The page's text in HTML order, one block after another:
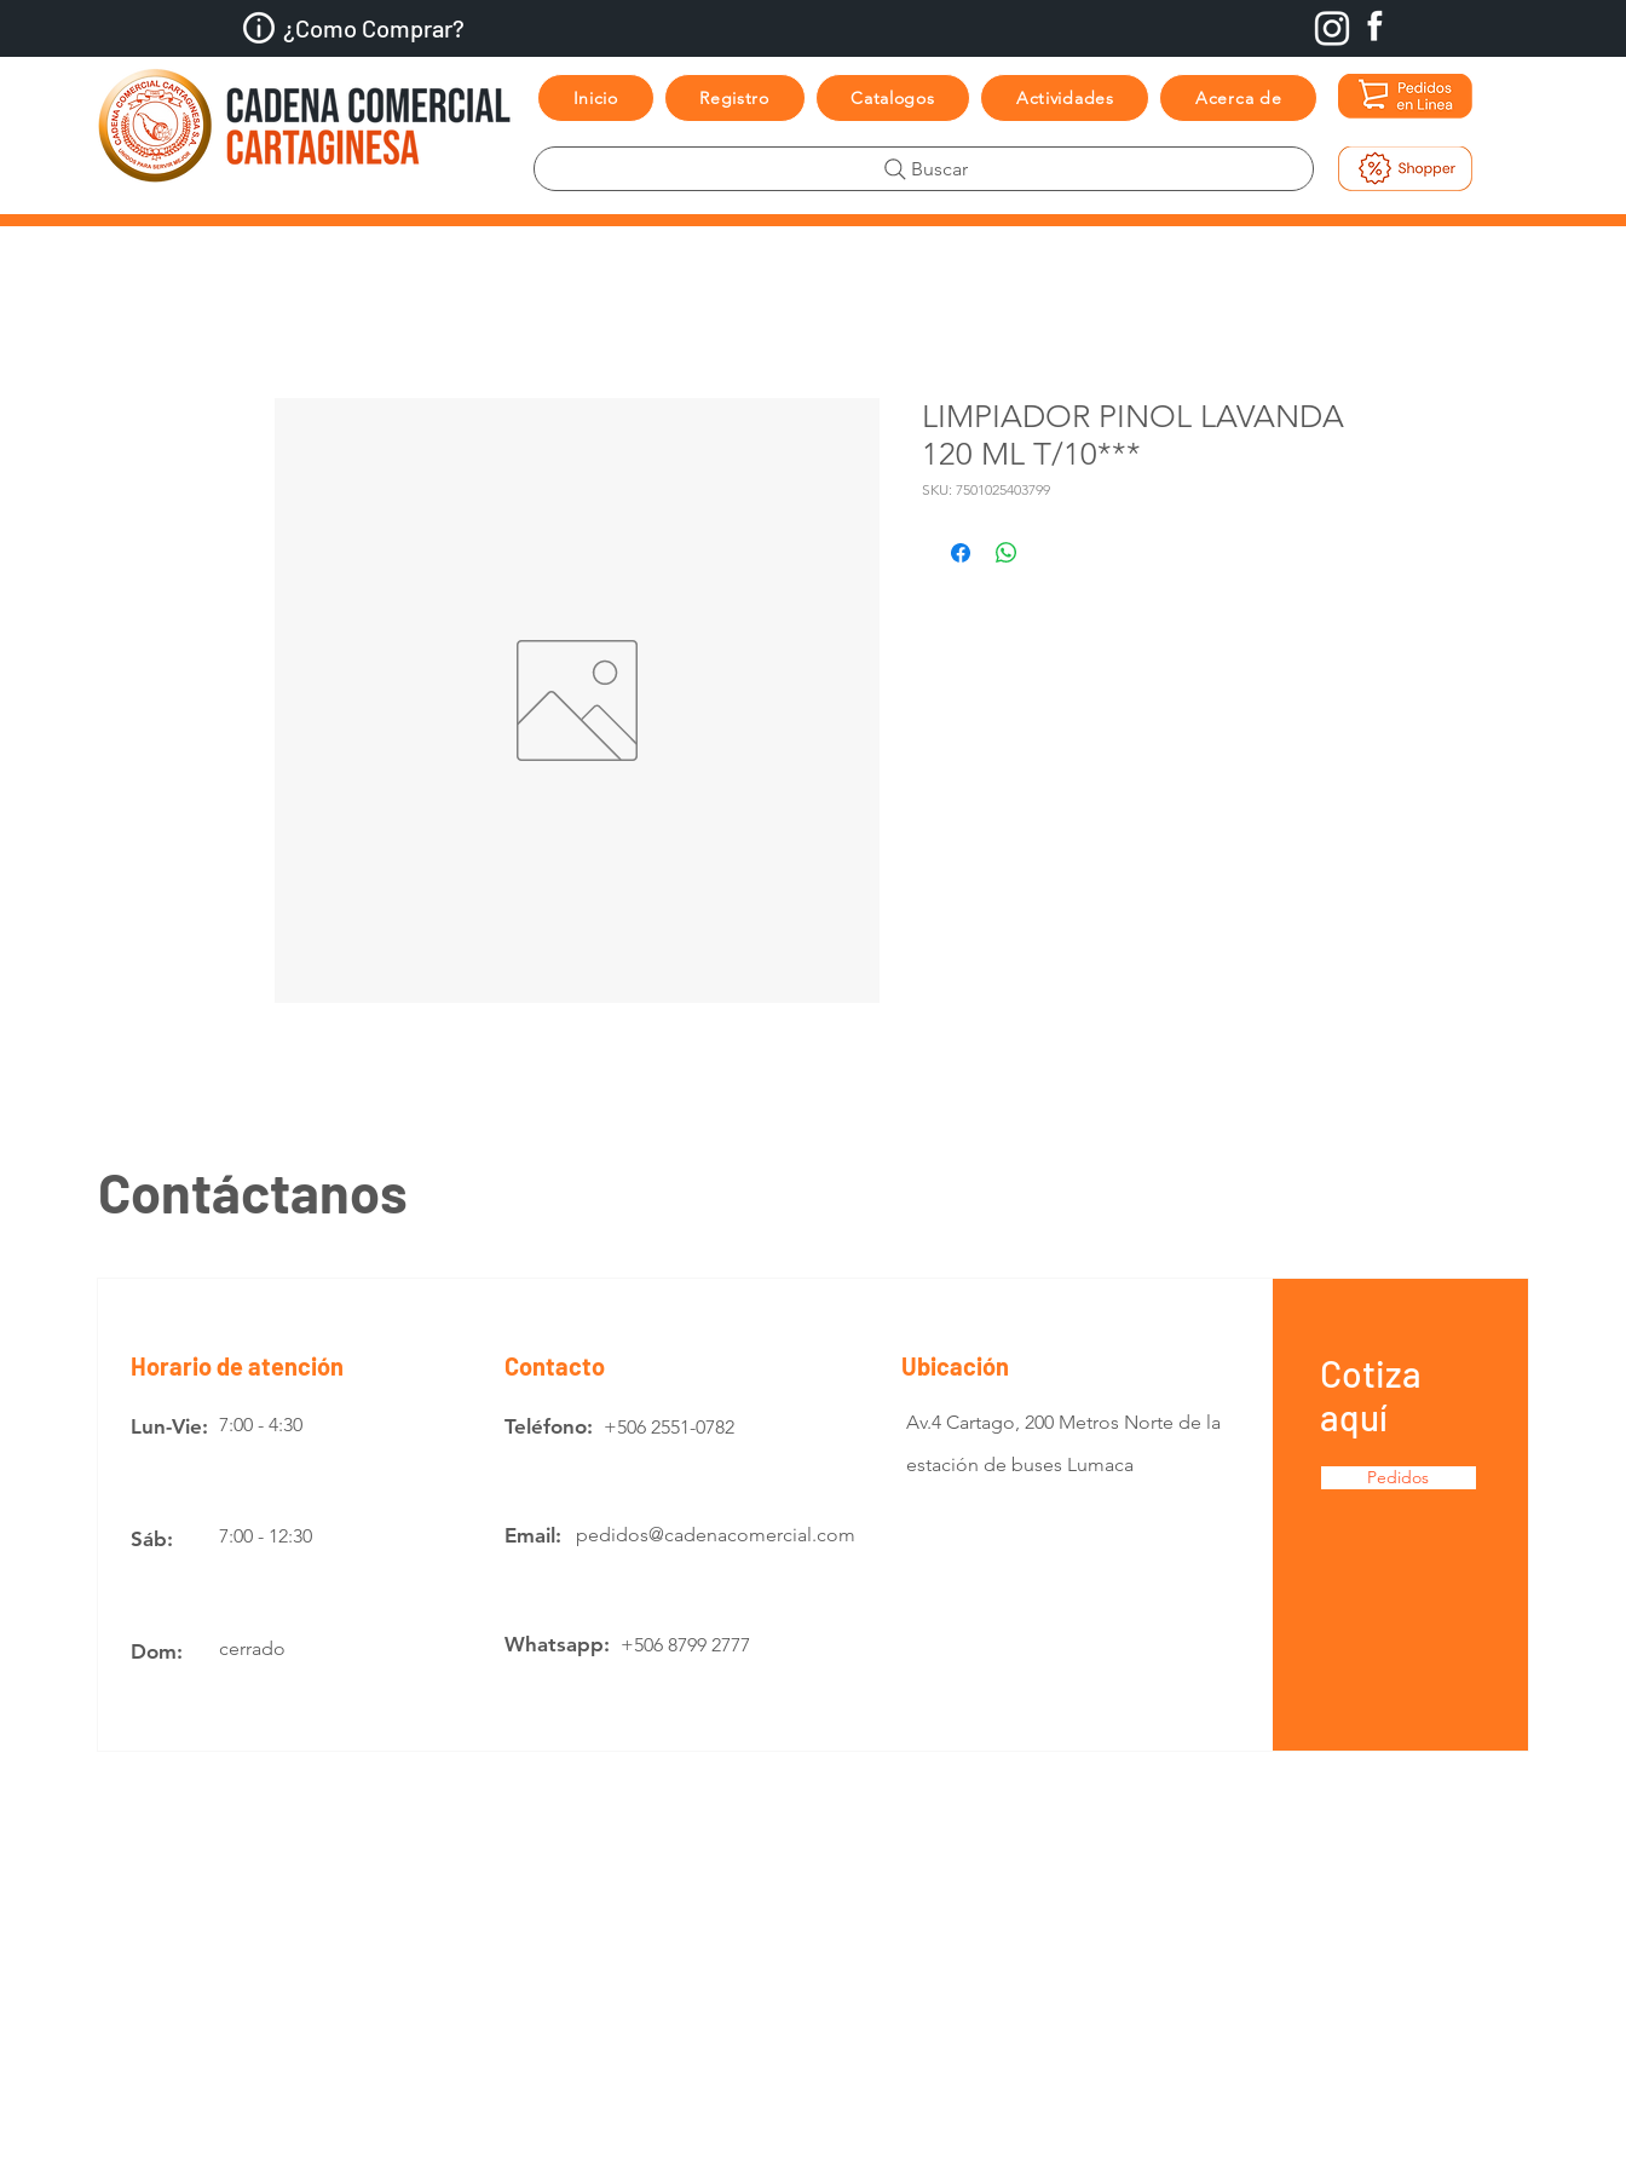
¿Como Comprar?
Inicio Registro Catalogos Actividades Acerca de
Buscar
LIMPIADOR PINOL LAVANDA
120 ML T/10***
SKU: 7501025403799
Contáctanos
Horario de atención
Lun-Vie: 7:00 - 4:30
Sáb: 7:00 - 12:30
Dom: cerrado
Contacto
Teléfono: +506 2551-0782
Email: pedidos@cadenacomercial.com
Whatsapp: +506 8799 2777
Ubicación
Av.4 Cartago, 200 Metros Norte de la
estación de buses Lumaca
Cotiza
aquí
Pedidos